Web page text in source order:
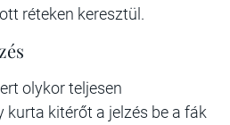
réteken keresztül.
olykor teljesen
kurta kitérőt a jelzés be a fák